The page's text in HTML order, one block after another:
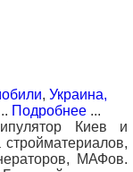
, Украина,
Подробнее ...
Киев и
стройматериалов,
МАФов.